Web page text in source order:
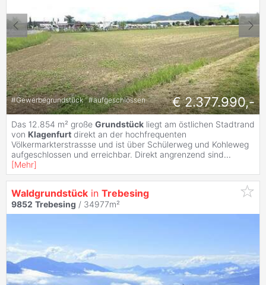
#Gewerbegrundstück #aufgeschlossen € 2.377.990,-
Das 12.854 m² große Grundstück liegt am östlichen Stadtrand
von Klagenfurt direkt an der hochfrequenten
Völkermarkterstrassse und ist über Schülerweg und Kohleweg
aufgeschlossen und erreichbar. Direkt angrenzend sind...
[Mehr]
Waldgrundstück in Trebesing
9852 Trebesing / 34977m²